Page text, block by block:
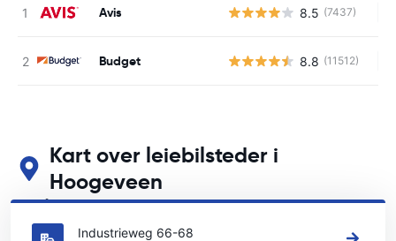
Avis 8.5 (7437)
Budget 8.8 (11512)
Kart over leiebilsteder i
Hoogeveen
Se våre viktigste bilutleiesteder i Hoogeveen
Industrieweg 66-68